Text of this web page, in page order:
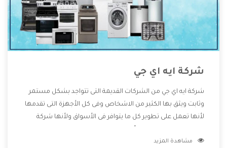
شركة ايه اي جي
شركة ايه اي جي من الشركات القديمة التى تتواجد بشكل مستمر
وثابت ويثق بها الكثير من الاشخاص وفى كل الأجهزة التى تقدمها
لأنها تعمل على تطوير كل ما يتوافر فى الأسواق ولأنها شركة
وتقدم للعملاء أقوى العروض والخصومات التى تسهل على
مشاهدة المزيد